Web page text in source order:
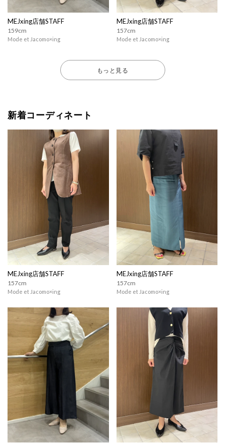
MEJxing店舗STAFF
159cm
Mode et Jacomo×ing
MEJxing店舗STAFF
157cm
Mode et Jacomo×ing
もっと見る
新着コーディネート
MEJxing店舗STAFF
157cm
Mode et Jacomo×ing
MEJxing店舗STAFF
157cm
Mode et Jacomo×ing